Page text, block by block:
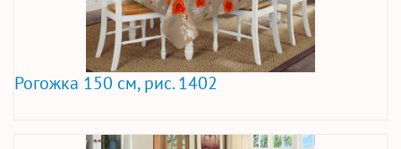
Рогожка 150 см, рис. 1402